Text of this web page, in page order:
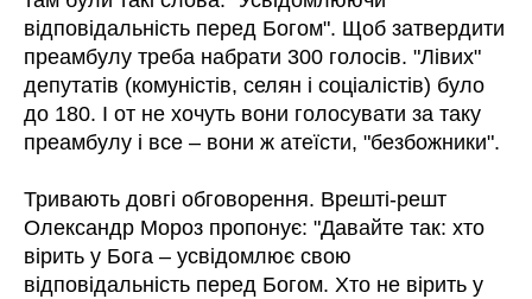
відповідальність перед Богом". Щоб затвердити
преамбулу треба набрати 300 голосів. "Лівих"
депутатів (комуністів, селян і соціалістів) було
до 180. І от не хочуть вони голосувати за таку
преамбулу і все – вони ж атеїсти, "безбожники".
Тривають довгі обговорення. Врешті-решт
Олександр Мороз пропонує: "Давайте так: хто
вірить у Бога – усвідомлює свою
відповідальність перед Богом. Хто не вірить у